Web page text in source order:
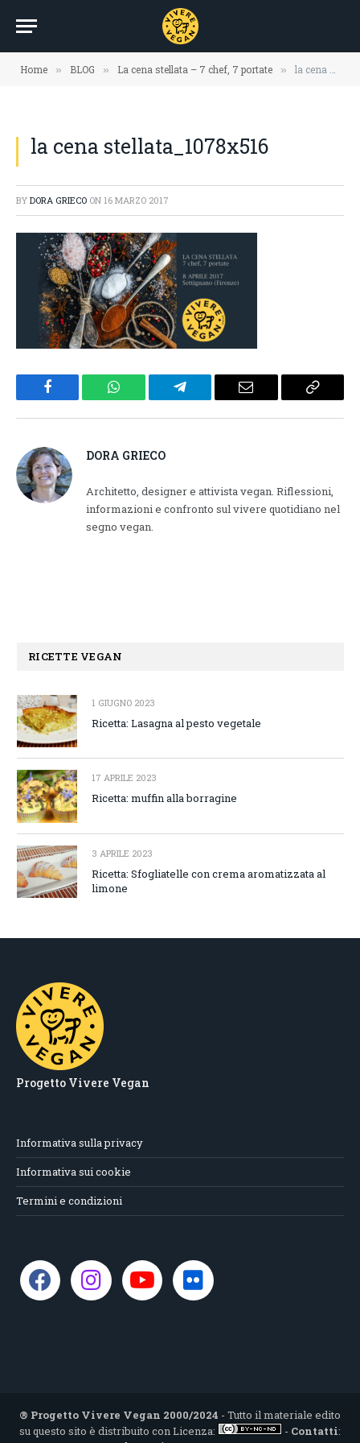
Home » BLOG » La cena stellata – 7 chef, 7 portate » la cena stellata_1078x516
la cena stellata_1078x516
BY DORA GRIECO ON 16 MARZO 2017
Facebook WhatsApp Telegram Email
Copy
DORA GRIECO
Architetto, designer e attivista vegan. Riflessioni,
informazioni e confronto sul vivere quotidiano nel
segno vegan.
RICETTE VEGAN
1 GIUGNO 2023
Ricetta: Lasagna al pesto vegetale
17 APRILE 2023
Ricetta: muffin alla borragine
3 APRILE 2023
Ricetta: Sfogliatelle con crema aromatizzata al
limone
Progetto Vivere Vegan
Informativa sulla privacy
Informativa sui cookie
Termini e condizioni
® Progetto Vivere Vegan 2000/2024 - Tutto il materiale edito
su questo sito è distribuito con Licenza:
- Contatti: